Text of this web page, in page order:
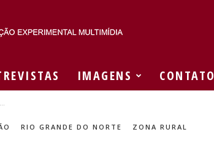
IMAGENS CONTATO
RIO GRANDE DO NORTE ZONA RURAL